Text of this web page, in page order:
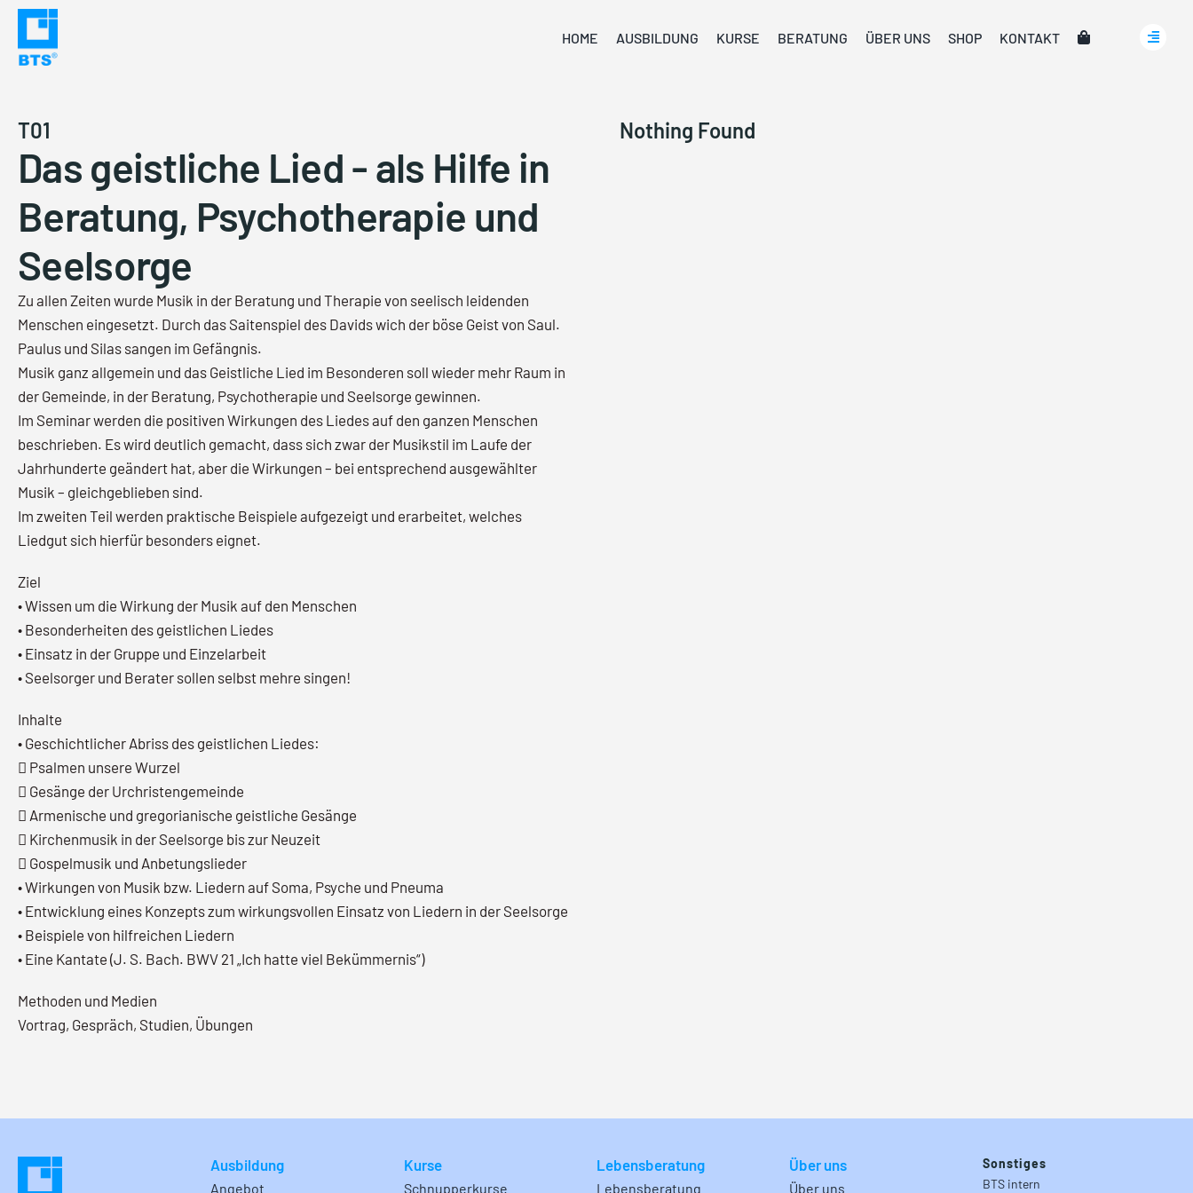
Skip
content
HOME AUSBILDUNG KURSE BERATUNG ÜBER UNS SHOP KONTAKT
T01
Das geistliche Lied - als Hilfe in
Beratung, Psychotherapie und
Seelsorge
Zu allen Zeiten wurde Musik in der Beratung und Therapie von seelisch leidenden
Menschen eingesetzt. Durch das Saitenspiel des Davids wich der böse Geist von Saul.
Paulus und Silas sangen im Gefängnis.
Musik ganz allgemein und das Geistliche Lied im Besonderen soll wieder mehr Raum in
der Gemeinde, in der Beratung, Psychotherapie und Seelsorge gewinnen.
Im Seminar werden die positiven Wirkungen des Liedes auf den ganzen Menschen
beschrieben. Es wird deutlich gemacht, dass sich zwar der Musikstil im Laufe der
Jahrhunderte geändert hat, aber die Wirkungen – bei entsprechend ausgewählter
Musik – gleichgeblieben sind.
Im zweiten Teil werden praktische Beispiele aufgezeigt und erarbeitet, welches
Liedgut sich hierfür besonders eignet.
Ziel
• Wissen um die Wirkung der Musik auf den Menschen
• Besonderheiten des geistlichen Liedes
• Einsatz in der Gruppe und Einzelarbeit
• Seelsorger und Berater sollen selbst mehre singen!
Inhalte
• Geschichtlicher Abriss des geistlichen Liedes:
 Psalmen unsere Wurzel
 Gesänge der Urchristengemeinde
 Armenische und gregorianische geistliche Gesänge
 Kirchenmusik in der Seelsorge bis zur Neuzeit
 Gospelmusik und Anbetungslieder
• Wirkungen von Musik bzw. Liedern auf Soma, Psyche und Pneuma
• Entwicklung eines Konzepts zum wirkungsvollen Einsatz von Liedern in der Seelsorge
• Beispiele von hilfreichen Liedern
• Eine Kantate (J. S. Bach. BWV 21 „Ich hatte viel Bekümmernis“)
Methoden und Medien
Vortrag, Gespräch, Studien, Übungen
Nothing Found
Ausbildung
Angebot
Kurse
Schnupperkurse
Lebensberatung
Lebensberatung
Über uns
Über uns
Sonstiges
BTS intern